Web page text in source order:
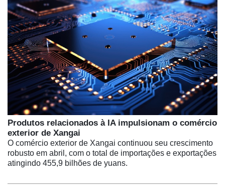
Produtos relacionados à IA impulsionam o comércio
exterior de Xangai
O comércio exterior de Xangai continuou seu crescimento
robusto em abril, com o total de importações e exportações
atingindo 455,9 bilhões de yuans.